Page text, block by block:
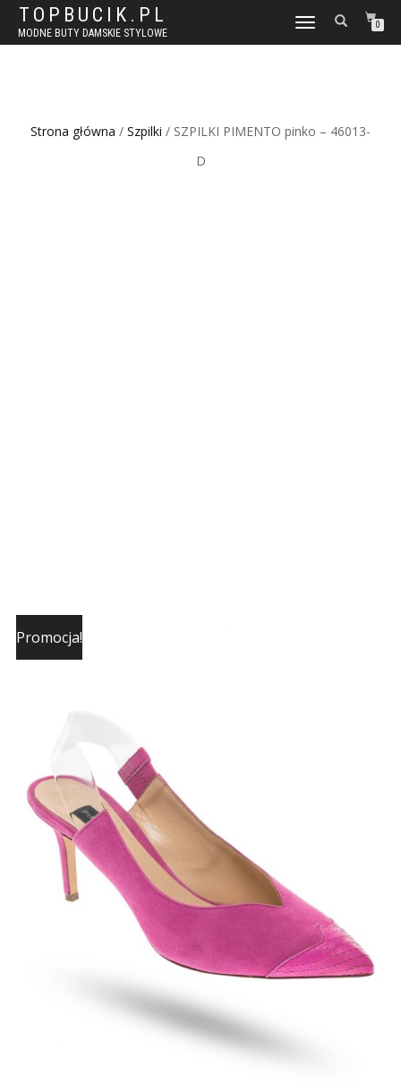
TOPBUCIK.PL
MODNE BUTY DAMSKIE STYLOWE
WŁĄCZ
NAWIGACJĘ
0
Strona główna / Szpilki / SZPILKI PIMENTO pinko – 46013-
D
Promocja!